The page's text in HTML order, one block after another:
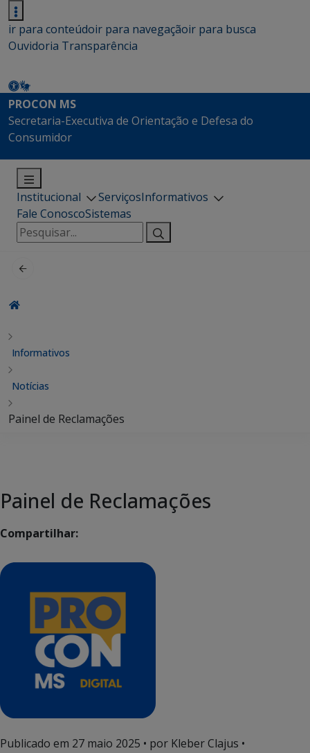
ir para conteúdoir para navegaçãoir para busca
Ouvidoria Transparência
PROCON MS
Secretaria-Executiva de Orientação e Defesa do
Consumidor
Institucional ServiçosInformativos
Fale ConoscoSistemas
Pesquisar
por:
Informativos
Notícias
Painel de Reclamações
Painel de Reclamações
Compartilhar:
Publicado em 27 maio 2025 • por Kleber Clajus •